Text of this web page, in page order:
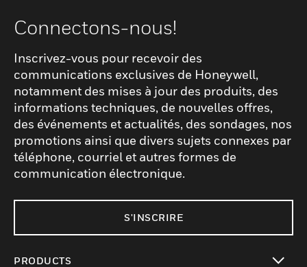
Connectons-nous!
Inscrivez-vous pour recevoir des
communications exclusives de Honeywell,
notamment des mises à jour des produits, des
informations techniques, de nouvelles offres,
des événements et actualités, des sondages, nos
promotions ainsi que divers sujets connexes par
téléphone, courriel et autres formes de
communication électronique.
S'INSCRIRE
PRODUCTS